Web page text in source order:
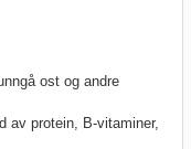
ost og andre
av protein, B-vitaminer,